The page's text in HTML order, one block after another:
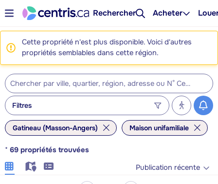
Rechercher Acheter
Cette propriété n'est plus disponible. Voici d'autres
propriétés semblables dans cette région.
Filtres
Gatineau (Masson-Angers) Maison unifamiliale
* 69 propriétés trouvées
Publication récente